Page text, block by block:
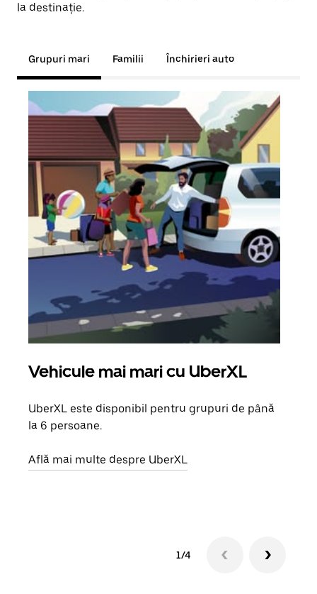
la destinație.
Grupuri mari Familii Închirieri auto
Vehicule mai mari cu UberXL
UberXL este disponibil pentru grupuri de până
la 6 persoane.
Află mai multe despre UberXL
1/4